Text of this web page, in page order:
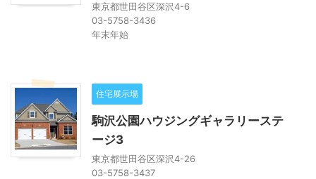
東京都世田谷区深沢4-6
03-5758-3436
年末年始
住宅展示場
駒沢公園ハウジングギャラリーステ
ージ3
東京都世田谷区深沢4-26
03-5758-3437